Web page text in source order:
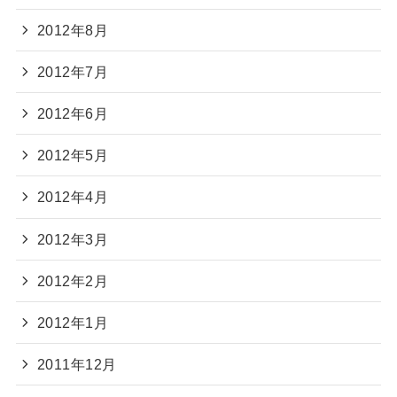
2012年8月
2012年7月
2012年6月
2012年5月
2012年4月
2012年3月
2012年2月
2012年1月
2011年12月